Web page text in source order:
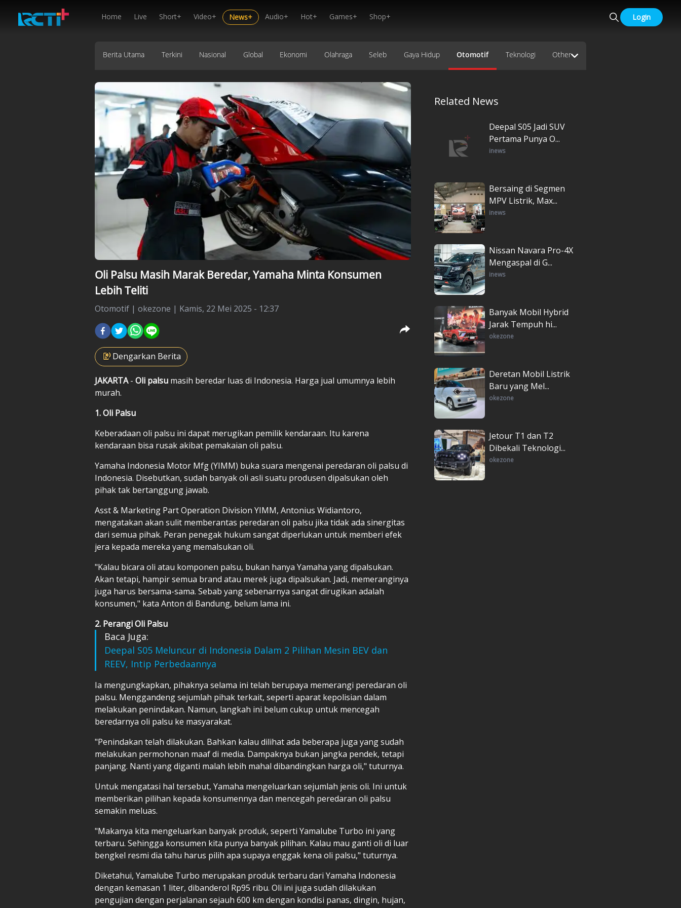
Home Live Short+ Video+ News+ Audio+ Hot+ Games+ Shop+ Login
Berita Utama Terkini Nasional Global Ekonomi Olahraga Seleb Gaya Hidup Otomotif Teknologi Other
Oli Palsu Masih Marak Beredar, Yamaha Minta Konsumen
Lebih Teliti
Otomotif | okezone | Kamis, 22 Mei 2025 - 12:37
Dengarkan Berita
JAKARTA- Oli palsu masih beredar luas di Indonesia. Harga jual umumnya lebih
murah.
1. Oli Palsu
Keberadaan oli palsu ini dapat merugikan pemilik kendaraan. Itu karena
kendaraan bisa rusak akibat pemakaian oli palsu.
Yamaha Indonesia Motor Mfg (YIMM) buka suara mengenai peredaran oli palsu di
Indonesia. Disebutkan, sudah banyak oli asli suatu produsen dipalsukan oleh
pihak tak bertanggung jawab.
Asst & Marketing Part Operation Division YIMM, Antonius Widiantoro,
mengatakan akan sulit memberantas peredaran oli palsu jika tidak ada sinergitas
dari semua pihak. Peran penegak hukum sangat diperlukan untuk memberi efek
jera kepada mereka yang memalsukan oli.
"Kalau bicara oli atau komponen palsu, bukan hanya Yamaha yang dipalsukan.
Akan tetapi, hampir semua brand atau merek juga dipalsukan. Jadi, memeranginya
juga harus bersama-sama. Sebab yang sebenarnya sangat dirugikan adalah
konsumen," kata Anton di Bandung, belum lama ini.
2. Perangi Oli Palsu
Baca Juga:
Deepal S05 Meluncur di Indonesia Dalam 2 Pilihan Mesin BEV dan
REEV, Intip Perbedaannya
Ia mengungkapkan, pihaknya selama ini telah berupaya memerangi peredaran oli
palsu. Menggandeng sejumlah pihak terkait, seperti aparat kepolisian dalam
melakukan penindakan. Namun, langkah ini belum cukup untuk mencegah
beredarnya oli palsu ke masyarakat.
"Penindakan telah dilakukan. Bahkan kalau dilihat ada beberapa juga yang sudah
melakukan permohonan maaf di media. Dampaknya bukan jangka pendek, tetapi
panjang. Nanti yang diganti malah lebih mahal dibandingkan harga oli," tuturnya.
Untuk mengatasi hal tersebut, Yamaha mengeluarkan sejumlah jenis oli. Ini untuk
memberikan pilihan kepada konsumennya dan mencegah peredaran oli palsu
semakin meluas.
"Makanya kita mengeluarkan banyak produk, seperti Yamalube Turbo ini yang
terbaru. Sehingga konsumen kita punya banyak pilihan. Kalau mau ganti oli di luar
bengkel resmi dia tahu harus pilih apa supaya enggak kena oli palsu," tuturnya.
Diketahui, Yamalube Turbo merupakan produk terbaru dari Yamaha Indonesia
dengan kemasan 1 liter, dibanderol Rp95 ribu. Oli ini juga sudah dilakukan
pengujian dengan perjalanan sejauh 600 km dengan kondisi panas, dingin, hujan,
Related News
Deepal S05 Jadi SUV
Pertama Punya O...
inews
Bersaing di Segmen
MPV Listrik, Max...
inews
Nissan Navara Pro-4X
Mengaspal di G...
inews
Banyak Mobil Hybrid
Jarak Tempuh hi...
okezone
Deretan Mobil Listrik
Baru yang Mel...
okezone
Jetour T1 dan T2
Dibekali Teknologi...
okezone